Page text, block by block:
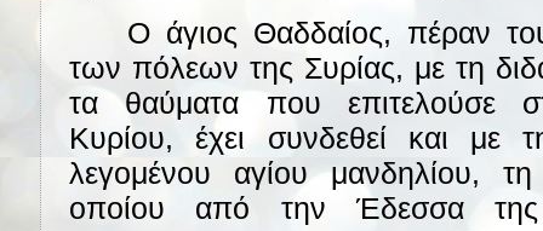
Ο άγιος Θαδδαίος, πέραν
των πόλεων της Συρίας, με τη
τα θαύματα που επιτελούσε
Κυρίου, έχει συνδεθεί και με
λεγομένου αγίου μανδηλίου,
οποίου από την Έδεσσα